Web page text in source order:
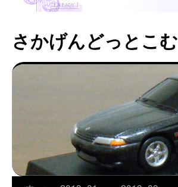
さかげんどっとこむ